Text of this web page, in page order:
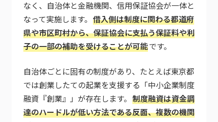
なく、自治体と金融機関、信用保証協会が一体と
なって実施します。 借入側は制度に関わる都道府
県や市区町村から、保証協会に支払う保証料や利
子の一部の補助を受けることが可能です。
自治体ごとに固有の制度があり、たとえば東京都
では創業したての起業を支援する「中小企業制度
融資『創業』」が存在します。 制度融資は資金調
達のハードルが低い方法である反面、複数の機関